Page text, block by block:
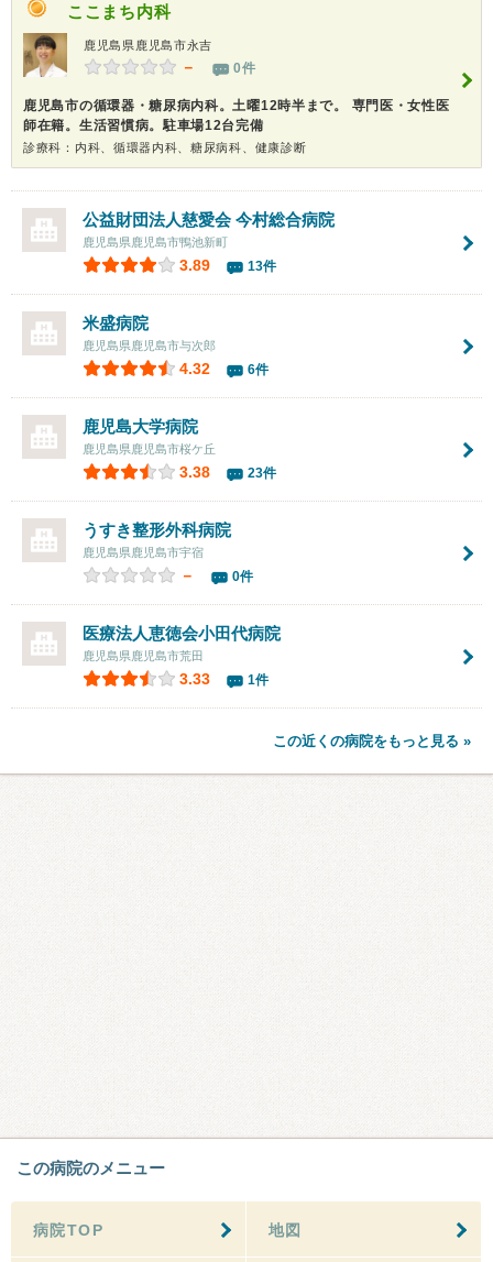
ここまち内科
鹿児島県鹿児島市永吉
－ 0件
鹿児島市の循環器・糖尿病内科。土曜12時半まで。 専門医・女性医
師在籍。生活習慣病。駐車場12台完備
診療科：内科、循環器内科、糖尿病科、健康診断
公益財団法人慈愛会今村総合病院
鹿児島県鹿児島市鴨池新町
3.89 13件
米盛病院
鹿児島県鹿児島市与次郎
4.32 6件
鹿児島大学病院
鹿児島県鹿児島市桜ケ丘
3.38 23件
うすき整形外科病院
鹿児島県鹿児島市宇宿
－ 0件
医療法人恵徳会小田代病院
鹿児島県鹿児島市荒田
3.33 1件
この近くの病院をもっと見る »
この病院のメニュー
病院TOP 地図